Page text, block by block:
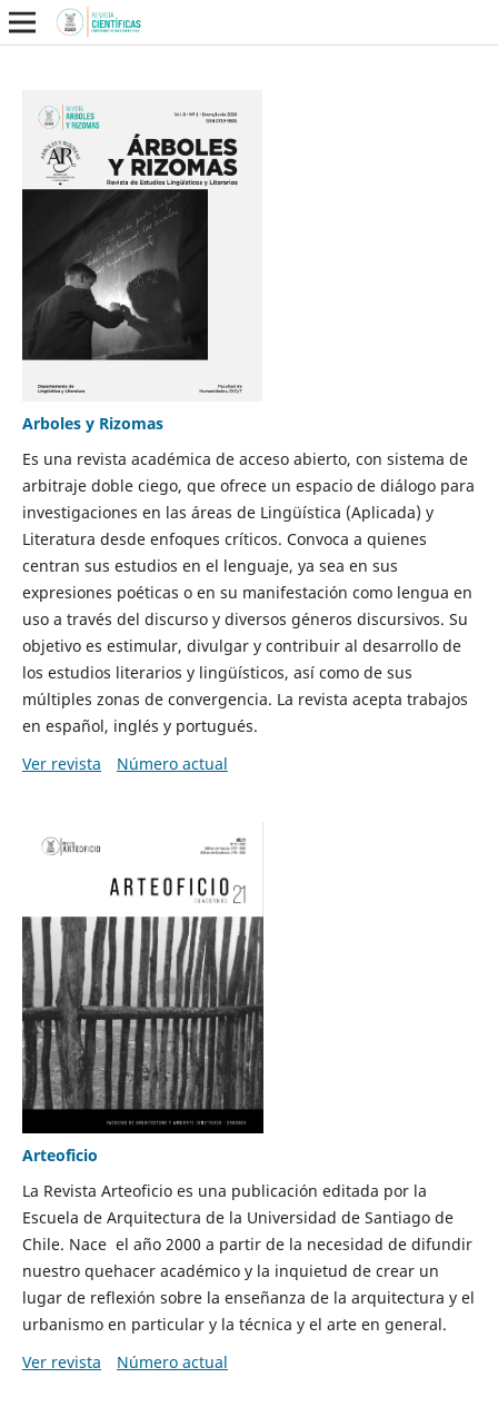
Arboles y Rizomas
Es una revista académica de acceso abierto, con sistema de
arbitraje doble ciego, que ofrece un espacio de diálogo para
investigaciones en las áreas de Lingüística (Aplicada) y
Literatura desde enfoques críticos. Convoca a quienes
centran sus estudios en el lenguaje, ya sea en sus
expresiones poéticas o en su manifestación como lengua en
uso a través del discurso y diversos géneros discursivos. Su
objetivo es estimular, divulgar y contribuir al desarrollo de
los estudios literarios y lingüísticos, así como de sus
múltiples zonas de convergencia. La revista acepta trabajos
en español, inglés y portugués.
Ver revista
Número actual
Arteoficio
La Revista Arteoficio es una publicación editada por la
Escuela de Arquitectura de la Universidad de Santiago de
Chile. Nace el año 2000 a partir de la necesidad de difundir
nuestro quehacer académico y la inquietud de crear un
lugar de reflexión sobre la enseñanza de la arquitectura y el
urbanismo en particular y la técnica y el arte en general.
Ver revista
Número actual